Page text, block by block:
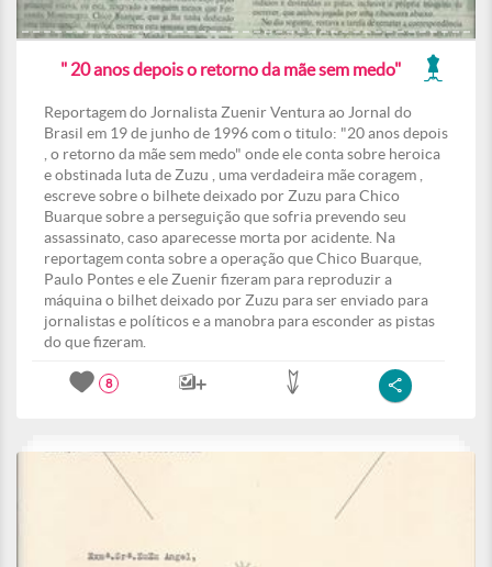
" 20 anos depois o retorno da mãe sem medo"
Reportagem do Jornalista Zuenir Ventura ao Jornal do
Brasil em 19 de junho de 1996 com o titulo: "20 anos depois
, o retorno da mãe sem medo" onde ele conta sobre heroica
e obstinada luta de Zuzu , uma verdadeira mãe coragem ,
escreve sobre o bilhete deixado por Zuzu para Chico
Buarque sobre a perseguição que sofria prevendo seu
assassinato, caso aparecesse morta por acidente. Na
reportagem conta sobre a operação que Chico Buarque,
Paulo Pontes e ele Zuenir fizeram para reproduzir a
máquina o bilhet deixado por Zuzu para ser enviado para
jornalistas e políticos e a manobra para esconder as pistas
do que fizeram.
8